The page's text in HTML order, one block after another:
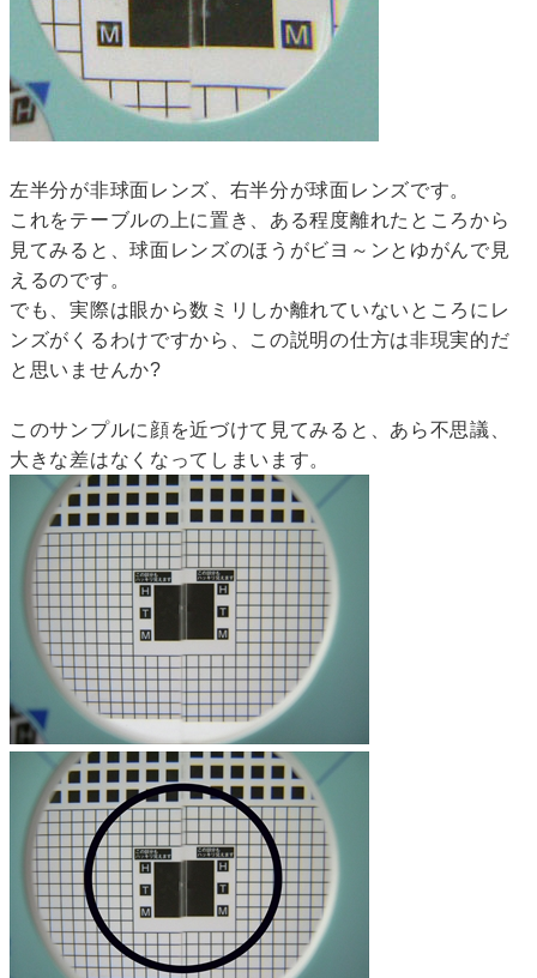
左半分が非球面レンズ、右半分が球面レンズです。
これをテーブルの上に置き、ある程度離れたところから
見てみると、球面レンズのほうがビヨ～ンとゆがんで見
えるのです。
でも、実際は眼から数ミリしか離れていないところにレ
ンズがくるわけですから、この説明の仕方は非現実的だ
と思いませんか?
このサンプルに顔を近づけて見てみると、あら不思議、
大きな差はなくなってしまいます。